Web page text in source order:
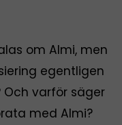
om Almi, men
egentligen
Och varför säger
med Almi?